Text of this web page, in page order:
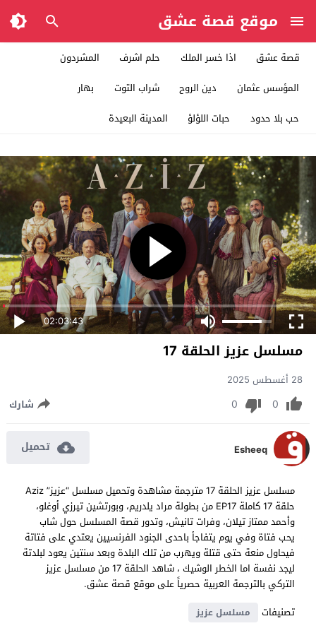
موقع قصة عشق
قصة عشق اذا خسر الملك حلم اشرف
المشردون
المؤسس عثمان
دين الروح شراب التوت
بهار
حب بلا حدود
حبات اللؤلؤ المدينة البعيدة
02:03:43
مسلسل عزيز الحلقة 17
28 أغسطس 2025
0
0 شارك
Esheeq تحميل
مسلسل عزيز الحلقة 17 مترجمة مشاهدة وتحميل مسلسل “عزيز” Aziz
حلقة 17 كاملة EP17 من بطولة مراد يلدريم، وبورتشين تيرزي أوغلو،
وأحمد ممتاز تيلان، وفرات تانيش، وتدور قصة المسلسل حول شاب
يحب فتاة وفي يوم يتفاجأ باحدى الجنود الفرنسيين يعتدي على فتاتة
فيحاول منعة حتى قتلة ويهرب من تلك البلدة وبعد سنتين يعود لبلدتة
ليجد نفسة اما الخطر الوشيك ، شاهد الحلقة 17 من مسلسل عزيز
التركي بالترجمة العربية حصرياً على موقع قصة عشق.
تصنيفات
مسلسل عزيز